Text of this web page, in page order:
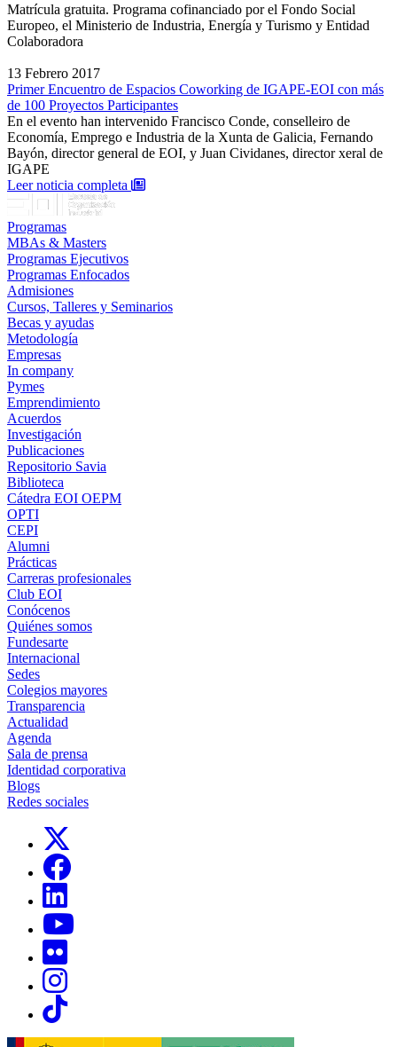
Matrícula gratuita. Programa cofinanciado por el Fondo Social
Europeo, el Ministerio de Industria, Energía y Turismo y Entidad
Colaboradora
13 Febrero 2017
Primer Encuentro de Espacios Coworking de IGAPE-EOI con más
de 100 Proyectos Participantes
En el evento han intervenido Francisco Conde, conselleiro de
Economía, Emprego e Industria de la Xunta de Galicia, Fernando
Bayón, director general de EOI, y Juan Cividanes, director xeral de
IGAPE
Leer noticia completa : Primer Encuentro de Espacios Coworking
Programas
MBAs & Masters
Programas Ejecutivos
Programas Enfocados
Admisiones
Cursos, Talleres y Seminarios
Becas y ayudas
Metodología
Empresas
In company
Pymes
Emprendimiento
Acuerdos
Investigación
Publicaciones
Repositorio Savia
Biblioteca
Cátedra EOI OEPM
OPTI
CEPI
Alumni
Prácticas
Carreras profesionales
Club EOI
Conócenos
Quiénes somos
Fundesarte
Internacional
Sedes
Colegios mayores
Transparencia
Actualidad
Agenda
Sala de prensa
Identidad corporativa
Blogs
Redes sociales
Links, Opens in this window
Links, Opens in this window
Links, Opens in this window
Links, Opens in this window
Links, Opens in this window